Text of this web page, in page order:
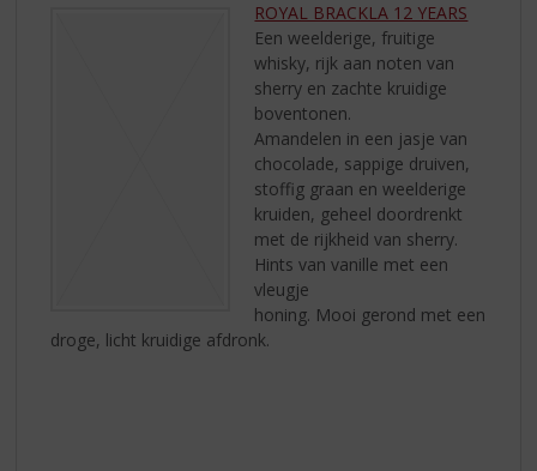
ROYAL BRACKLA 12 YEARS
Een weelderige, fruitige
whisky, rijk aan noten van
sherry en zachte kruidige
boventonen.
Amandelen in een jasje van
chocolade, sappige druiven,
stoffig graan en weelderige
kruiden, geheel doordrenkt
met de rijkheid van sherry.
Hints van vanille met een
vleugje
honing. Mooi gerond met een
droge, licht kruidige afdronk.